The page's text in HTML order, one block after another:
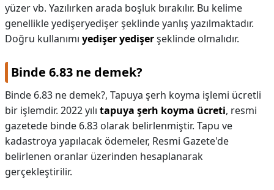
yüzer vb. Yazılırken arada boşluk bırakılır. Bu kelime
genellikle yedişeryedişer şeklinde yanlış yazılmaktadır.
Doğru kullanımı yedişer yedişerşeklinde olmalıdır.
Binde 6.83 ne demek?
Binde 6.83 ne demek?, Tapuya şerh koyma işlemi ücretli
bir işlemdir. 2022 yılı tapuya şerh koyma ücreti, resmi
gazetede binde 6.83 olarak belirlenmiştir. Tapu ve
kadastroya yapılacak ödemeler, Resmi Gazete'de
belirlenen oranlar üzerinden hesaplanarak
gerçekleştirilir.